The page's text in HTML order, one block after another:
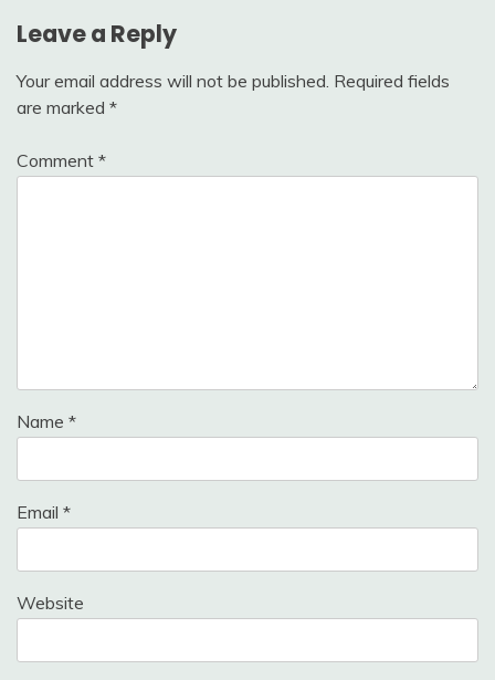
Leave a Reply
Your email address will not be published. Required fields
are marked *
Comment *
Name *
Email *
Website